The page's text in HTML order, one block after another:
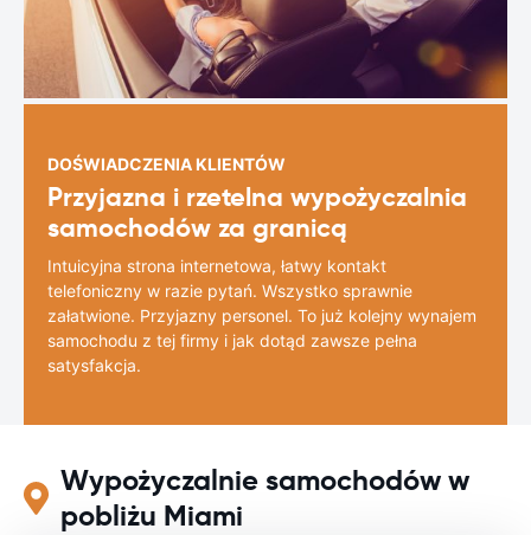
DOŚWIADCZENIA KLIENTÓW
Przyjazna i rzetelna wypożyczalnia
samochodów za granicą
Intuicyjna strona internetowa, łatwy kontakt
telefoniczny w razie pytań. Wszystko sprawnie
załatwione. Przyjazny personel. To już kolejny wynajem
samochodu z tej firmy i jak dotąd zawsze pełna
satysfakcja.
Wypożyczalnie samochodów w
pobliżu Miami